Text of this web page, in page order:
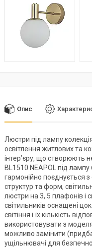
Опис
Люстри під лампу
освітлення житлових та
інтер’єру, що створюють
BL1510 NEAPOL під
гармонійно поєднується
структур та форм,
люстри на 3, 5 плафонів і
світильників оснащені
світіння і їх кількість
використовувати з
можливо замінити
ущільнювачі для